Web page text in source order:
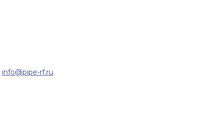
info@pipe-rf.ru